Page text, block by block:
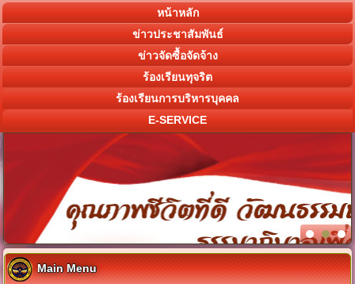
หน้าหลัก
ข่าวประชาสัมพันธ์
ข่าวจัดซื้อจัดจ้าง
ร้องเรียนทุจริต
ร้องเรียนการบริหารบุคคล
E-SERVICE
Main Menu